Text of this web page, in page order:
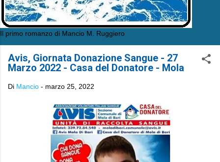
Il primo romanzo di Mancio M. Ruggiero
Avis, Giornata Donazione Sangue - 27
Marzo 2022 - Casa del Donatore - Mola
Di Mancio - marzo 25, 2022